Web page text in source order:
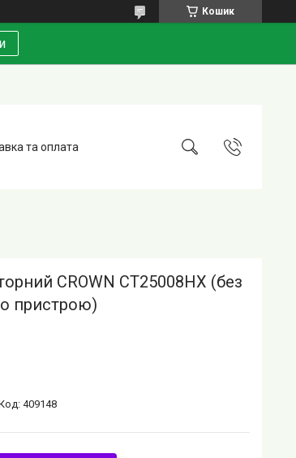
Кошик
та оплата
CROWN CT25008HX (без
пристрою)
409148